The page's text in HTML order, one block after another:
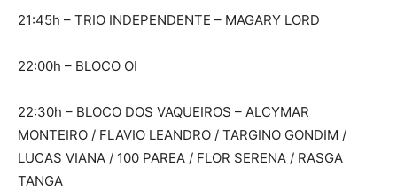
21:45h – TRIO INDEPENDENTE – MAGARY LORD
22:00h – BLOCO OI
22:30h – BLOCO DOS VAQUEIROS – ALCYMAR
MONTEIRO / FLAVIO LEANDRO / TARGINO GONDIM /
LUCAS VIANA / 100 PAREA / FLOR SERENA / RASGA
TANGA